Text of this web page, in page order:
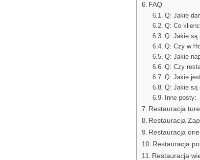
FAQ
Q: Jakie
Q: Co
Q: Jakie są
Q: Czy w
Q: Jakie
Q: Czy
Q: Jakie
Q: Jakie są
Inne posty:
Restauracja
Restauracja
Restauracja
Restauracja
Restauracja